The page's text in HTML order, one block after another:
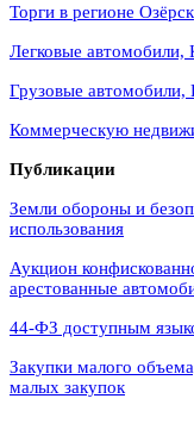
Торги в регионе Озёрск
Легковые автомобили,
Грузовые автомобили,
Коммерческую
Публикации
Земли обороны и
использования
Аукцион
арестованные
44‑ФЗ доступным
Закупки малого
малых закупок